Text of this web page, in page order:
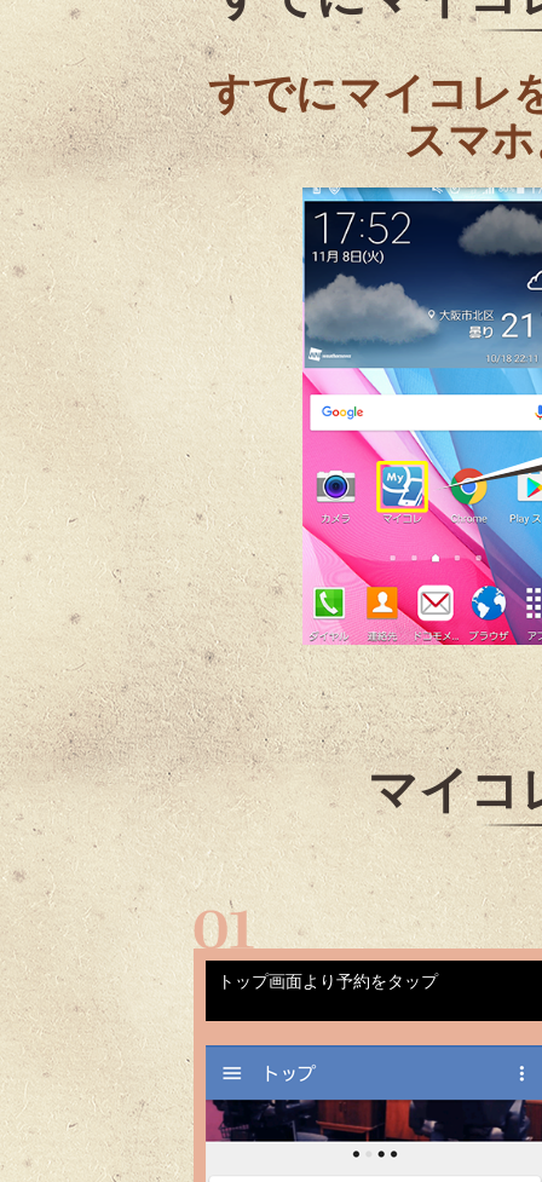
すでにマイコレ
スマ
マイコ
トップ画面より予約をタップ